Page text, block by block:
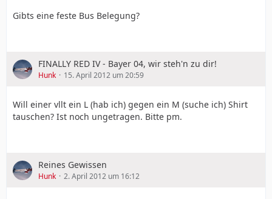
Gibts eine feste Bus Belegung?
FINALLY RED IV - Bayer 04, wir steh'n zu dir!
Hunk 15. April 2012 um 20:59
Will einer vllt ein L (hab ich) gegen ein M (suche ich) Shirt
tauschen? Ist noch ungetragen. Bitte pm.
Reines Gewissen
Hunk 2. April 2012 um 16:12